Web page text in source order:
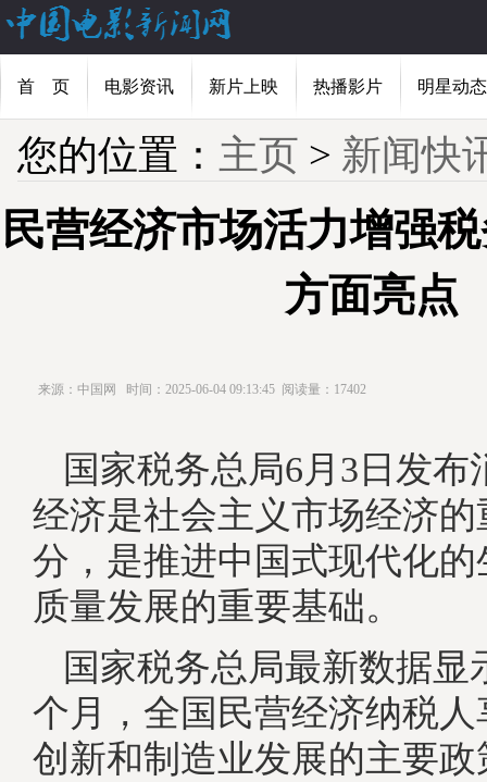
首 页 电影资讯 新片上映 热播影片 明星动态
您的位置： 主页 > 新闻快
民营经济市场活力增强
方面亮点
来源：中国网 时间：2025-06-04 09:13:45 阅读量：17402
国家税务总局6月3日发布
经济是社会主义市场经济
分，是推进中国式现代化
质量发展的重要基础。
国家税务总局最新数据显
个月，全国民营经济纳税
创新和制造业发展的主要